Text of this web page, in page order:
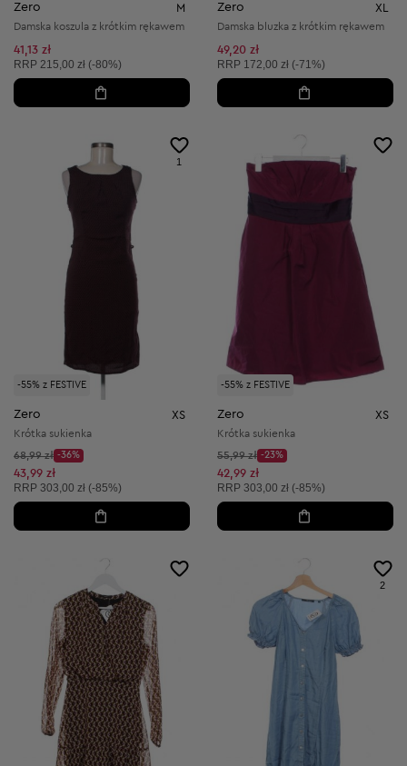
Zero M
Damska koszula z krótkim rękawem
41,13 zł
Cena sugerowana:
RRP 215,00 zł (-80%)
Zero XL
Damska bluzka z krótkim rękawem
49,20 zł
Cena sugerowana:
RRP 172,00 zł (-71%)
-55% z FESTIVE
1
Zero XS
Krótka sukienka
Cena początkowa:
68,99 zł
Discount Price:
-36%
Obniżona cena:
43,99 zł
Cena sugerowana:
RRP 303,00 zł (-85%)
-55% z FESTIVE
Zero XS
Krótka sukienka
Cena początkowa:
55,99 zł
Discount Price:
-23%
Obniżona cena:
42,99 zł
Cena sugerowana:
RRP 303,00 zł (-85%)
2